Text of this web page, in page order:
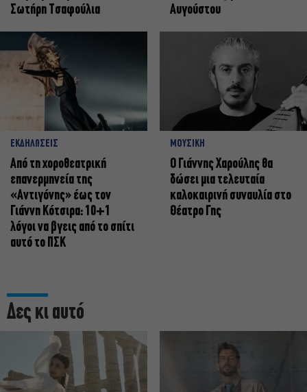
Σωτήρη Τσαφούλια
Αυγούστου
ΕΚΔΗΛΩΣΕΙΣ
Από τη χοροθεατρική
επανερμηνεία της
«Αντιγόνης» έως τον
Γιάννη Κότσιρα: 10+1
λόγοι να βγεις από το σπίτι
αυτό το ΠΣΚ
ΜΟΥΣΙΚΗ
Ο Γιάννης Χαρούλης θα
δώσει μια τελευταία
καλοκαιρινή συναυλία στο
Θέατρο Γης
Δες κι αυτό